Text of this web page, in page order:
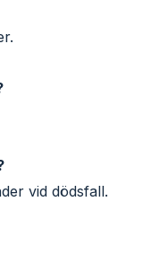
vid dödsfall.